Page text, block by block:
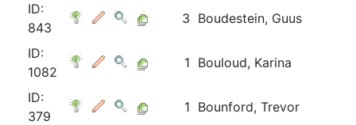
ID:
843
3 Boudestein, Guus
ID:
1082
1 Bouloud, Karina
ID:
379
1 Bounford, Trevor